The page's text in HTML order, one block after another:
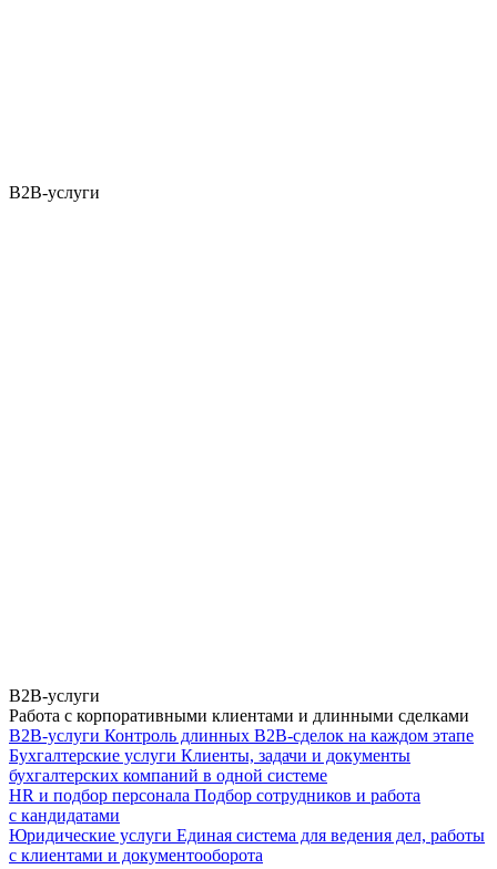
B2B-услуги
B2B-услуги
Работа с корпоративными клиентами и длинными сделками
B2B-услуги Контроль длинных B2B-сделок на каждом этапе
Бухгалтерские услуги Клиенты, задачи и документы
бухгалтерских компаний в одной системе
HR и подбор персонала Подбор сотрудников и работа
с кандидатами
Юридические услуги Единая система для ведения дел, работы
с клиентами и документооборота